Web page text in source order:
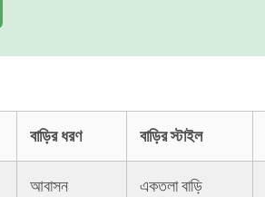
বাড়ির ধরণ বাড়ির স্টাইল
আবাসন একতলা বাড়ি